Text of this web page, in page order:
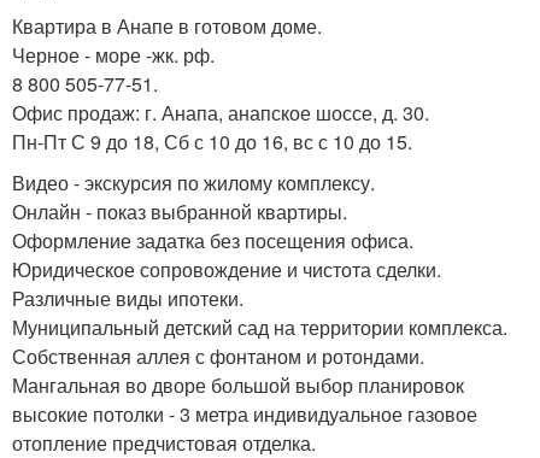
Квартира в Анапе в готовом доме.
Черное - море -жк. рф.
8 800 505-77-51.
Офис продаж: г. Анапа, анапское шоссе, д. 30.
Пн-Пт С 9 до 18, Сб с 10 до 16, вс с 10 до 15.
Видео - экскурсия по жилому комплексу.
Онлайн - показ выбранной квартиры.
Оформление задатка без посещения офиса.
Юридическое сопровождение и чистота сделки.
Различные виды ипотеки.
Муниципальный детский сад на территории комплекса.
Собственная аллея с фонтаном и ротондами.
Мангальная во дворе большой выбор планировок
высокие потолки - 3 метра индивидуальное газовое
отопление предчистовая отделка.